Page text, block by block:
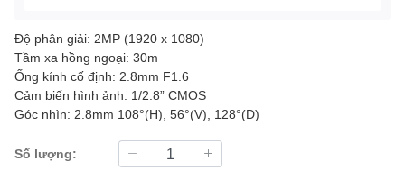
Độ phân giải: 2MP (1920 x 1080)
Tầm xa hồng ngoại: 30m
Ống kính cố định: 2.8mm F1.6
Cảm biến hình ảnh: 1/2.8” CMOS
Góc nhìn: 2.8mm 108°(H), 56°(V), 128°(D)
Số lượng: